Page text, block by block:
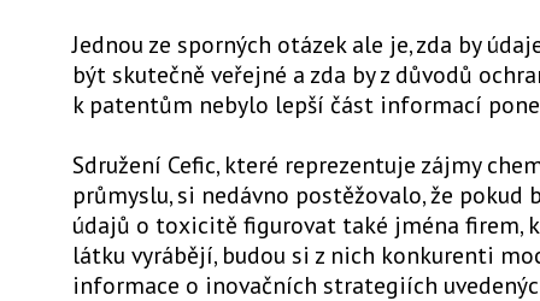
Jednou ze sporných otázek ale je, zda by
být skutečně veřejné a zda by z důvodů
k patentům nebylo lepší část informací
Sdružení Cefic, které reprezentuje zájmy
průmyslu, si nedávno postěžovalo, že pokud
údajů o toxicitě figurovat také jména firem,
látku vyrábějí, budou si z nich konkurenti
informace o inovačních strategiích